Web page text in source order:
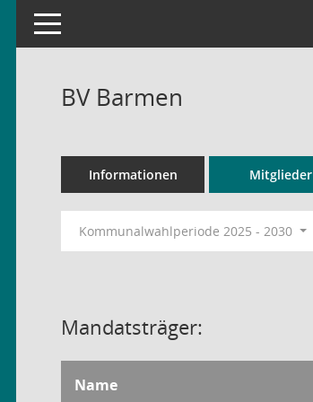
Toggle navigation
BV Barmen
Informationen Mitglieder
Kommunalwahlperiode 2025 - 2030
Mandatsträger:
Name